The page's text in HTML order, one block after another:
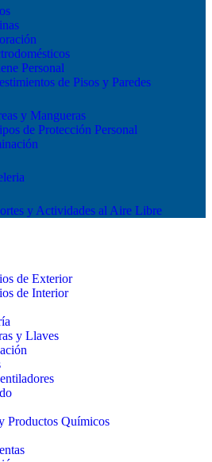
Personal
de Pisos y Paredes
y Mangueras
de Protección Personal
y Actividades al Aire Libre
de Exterior
de Interior
y Llaves
Productos Químicos